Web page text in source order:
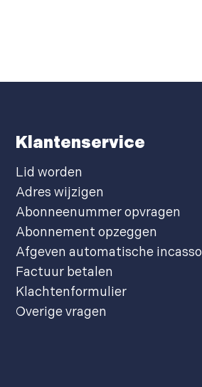
Klantenservice
Lid worden
Adres wijzigen
Abonneenummer opvragen
Abonnement opzeggen
Afgeven automatische incasso
Factuur betalen
Klachtenformulier
Overige vragen